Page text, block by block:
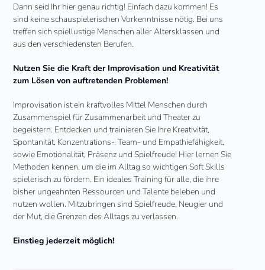
Dann seid Ihr hier genau richtig! Einfach dazu kommen! Es
sind keine schauspielerischen Vorkenntnisse nötig. Bei uns
treffen sich spiellustige Menschen aller Altersklassen und
aus den verschiedensten Berufen.
Nutzen Sie die Kraft der Improvisation und Kreativität
zum Lösen von auftretenden Problemen!
Improvisation ist ein kraftvolles Mittel Menschen durch
Zusammenspiel für Zusammenarbeit und Theater zu
begeistern. Entdecken und trainieren Sie Ihre Kreativität,
Spontanität, Konzentrations-, Team- und Empathiefähigkeit,
sowie Emotionalität, Präsenz und Spielfreude! Hier lernen Sie
Methoden kennen, um die im Alltag so wichtigen Soft Skills
spielerisch zu fördern. Ein ideales Training für alle, die ihre
bisher ungeahnten Ressourcen und Talente beleben und
nutzen wollen. Mitzubringen sind Spielfreude, Neugier und
der Mut, die Grenzen des Alltags zu verlassen.
Einstieg jederzeit möglich!